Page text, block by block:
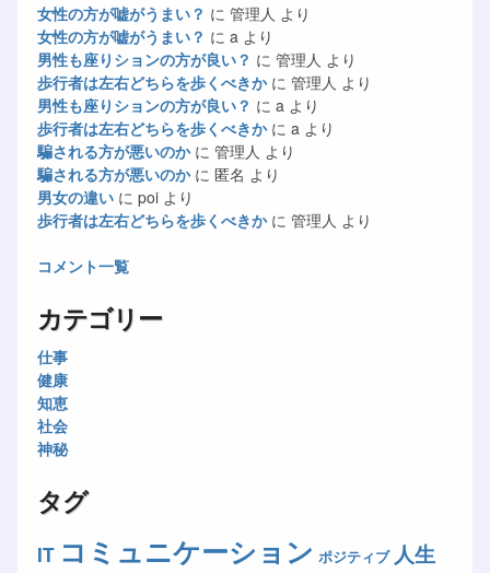
女性の方が嘘がうまい？ に 管理人 より
女性の方が嘘がうまい？ に a より
男性も座りションの方が良い？ に 管理人 より
歩行者は左右どちらを歩くべきかに 管理人 より
男性も座りションの方が良い？ に a より
歩行者は左右どちらを歩くべきかに a より
騙される方が悪いのかに 管理人 より
騙される方が悪いのかに 匿名 より
男女の違いに poiより
歩行者は左右どちらを歩くべきかに 管理人 より
コメント一覧
カテゴリー
仕事
健康
知恵
社会
神秘
タグ
IT コミュニケーション ポジティブ 人生